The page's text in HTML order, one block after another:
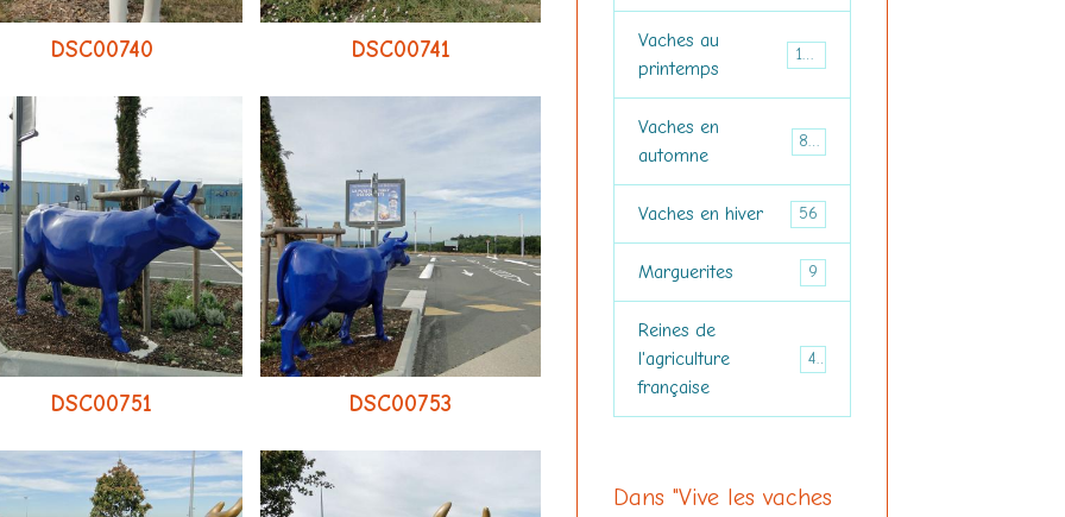
DSC00740 DSC00741
DSC00751 DSC00753
Vaches au
printemps
125
Vaches en
automne
86
Vaches en hiver 56
Marguerites 9
Reines de
l'agriculture
française
41
Dans "Vive les vaches